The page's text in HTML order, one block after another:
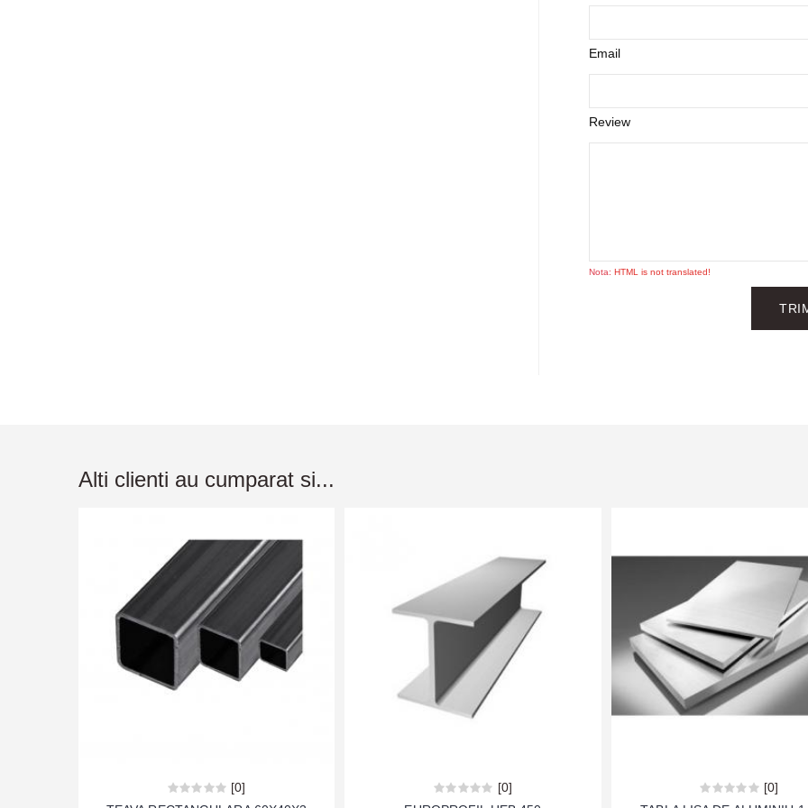
Email
Review
Nota: HTML is not translated!
Alti clienti au cumparat si...
[0]
[0]
[0]